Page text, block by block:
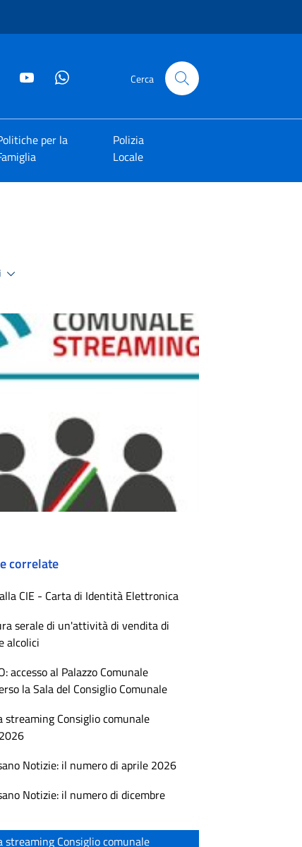
Cerca
per la
Polizia
Locale
correlate
CIE - Carta di Identità Elettronica
serale di un'attività di vendita di
alcolici
accesso al Palazzo Comunale
la Sala del Consiglio Comunale
streaming Consiglio comunale
Notizie: il numero di aprile 2026
Notizie: il numero di dicembre
streaming Consiglio comunale